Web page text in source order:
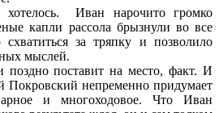
Иван нарочито громко
капли рассола брызнули во все
схватиться за тряпку и позволило
мыслей.
поставит на место, факт. И
Покровский непременно придумает
и многоходовое. Что Иван